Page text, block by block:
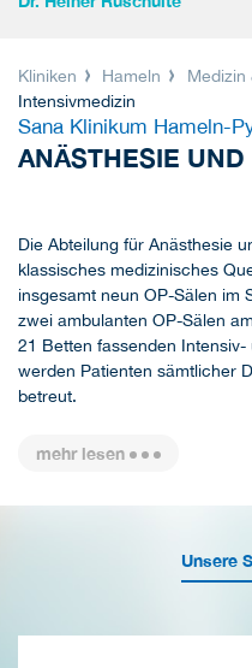
Kliniken Hameln Medizin
Intensivmedizin
Sana Klinikum Hameln-
ANÄSTHESIE
Die Abteilung für Anästhesie
klassisches medizinisches
insgesamt neun OP-Sälen im
zwei ambulanten OP-Sälen
21 Betten fassenden
werden Patienten sämtlicher
betreut.
mehr lesen
Unsere